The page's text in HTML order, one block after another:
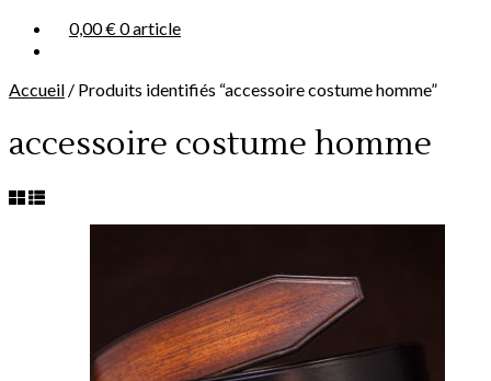
0,00 €0 article
Accueil / Produits identifiés “accessoire costume homme”
accessoire costume homme